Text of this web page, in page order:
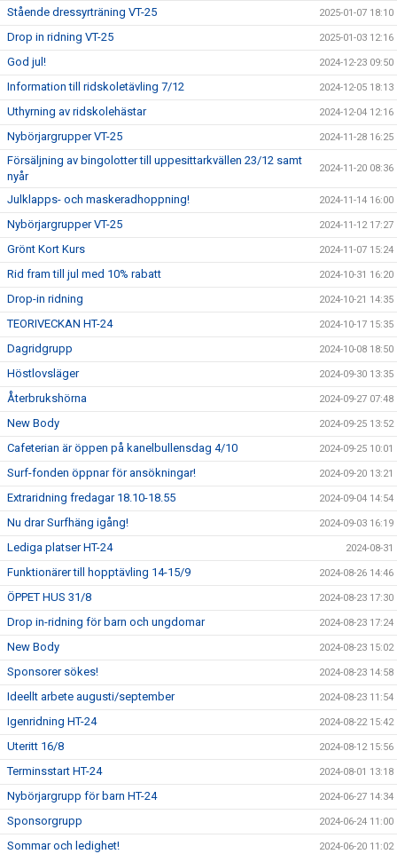
Stående dressyrträning VT-25 2025-01-07 18:10
Drop in ridning VT-25 2025-01-03 12:16
God jul! 2024-12-23 09:50
Information till ridskoletävling 7/12 2024-12-05 18:13
Uthyrning av ridskolehästar 2024-12-04 12:16
Nybörjargrupper VT-25 2024-11-28 16:25
Försäljning av bingolotter till uppesittarkvällen 23/12 samt
nyår
2024-11-20 08:36
Julklapps- och maskeradhoppning! 2024-11-14 16:00
Nybörjargrupper VT-25 2024-11-12 17:27
Grönt Kort Kurs 2024-11-07 15:24
Rid fram till jul med 10% rabatt 2024-10-31 16:20
Drop-in ridning 2024-10-21 14:35
TEORIVECKAN HT-24 2024-10-17 15:35
Dagridgrupp 2024-10-08 18:50
Höstlovsläger 2024-09-30 13:35
Återbrukshörna 2024-09-27 07:48
New Body 2024-09-25 13:52
Cafeterian är öppen på kanelbullensdag 4/10 2024-09-25 10:01
Surf-fonden öppnar för ansökningar! 2024-09-20 13:21
Extraridning fredagar 18.10-18.55 2024-09-04 14:54
Nu drar Surfhäng igång! 2024-09-03 16:19
Lediga platser HT-24 2024-08-31
Funktionärer till hopptävling 14-15/9 2024-08-26 14:46
ÖPPET HUS 31/8 2024-08-23 17:30
Drop in-ridning för barn och ungdomar 2024-08-23 17:24
New Body 2024-08-23 15:02
Sponsorer sökes! 2024-08-23 14:58
Ideellt arbete augusti/september 2024-08-23 11:54
Igenridning HT-24 2024-08-22 15:42
Uteritt 16/8 2024-08-12 15:56
Terminsstart HT-24 2024-08-01 13:18
Nybörjargrupp för barn HT-24 2024-06-27 14:34
Sponsorgrupp 2024-06-24 11:00
Sommar och ledighet! 2024-06-20 11:02